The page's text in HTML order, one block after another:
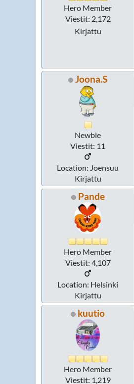
Hero Member
Viestit: 2,172
Kirjattu
Joona.S
Newbie
Viestit: 11
Location: Joensuu
Kirjattu
Pande
Hero Member
Viestit: 4,107
Location: Helsinki
Kirjattu
kuutio
Hero Member
Viestit: 1,219